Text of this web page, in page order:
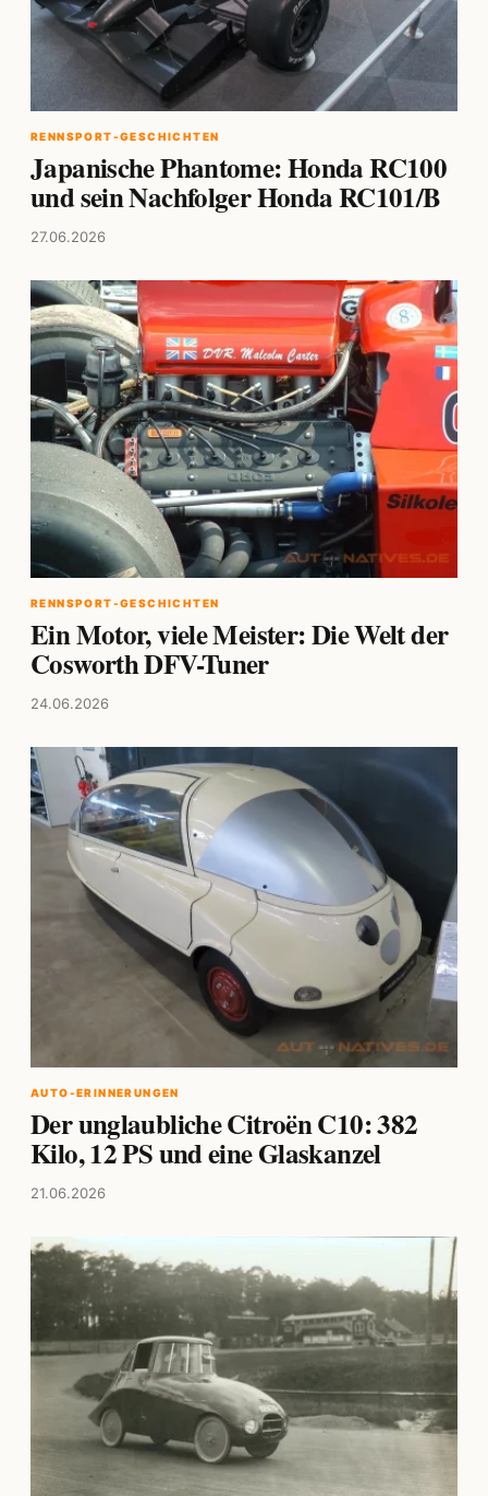
RENNSPORT-GESCHICHTEN
Japanische Phantome: Honda RC100
und sein Nachfolger Honda RC101/B
27.06.2026
RENNSPORT-GESCHICHTEN
Ein Motor, viele Meister: Die Welt der
Cosworth DFV-Tuner
24.06.2026
AUTO-ERINNERUNGEN
Der unglaubliche Citroën C10: 382
Kilo, 12 PS und eine Glaskanzel
21.06.2026